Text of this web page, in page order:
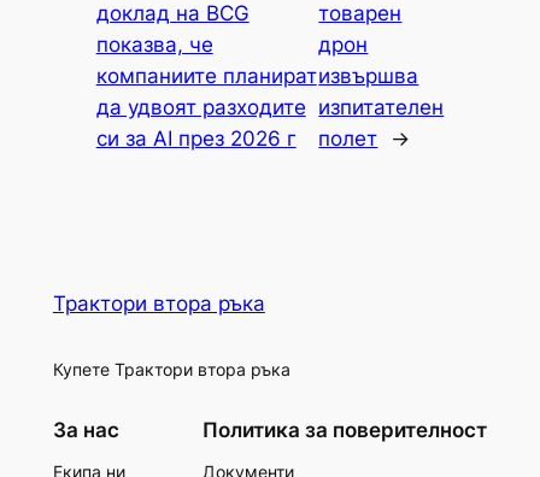
доклад на BCG
показва, че
компаниите планират
да удвоят разходите
си за AI през 2026 г
товарен
дрон
извършва
изпитателен
полет
→
Трактори втора ръка
Купете Трактори втора ръка
За нас
Екипа ни
Политика за поверителност
Документи